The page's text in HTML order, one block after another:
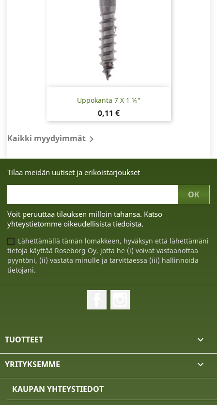
Uppokanta 7 X 1 ¼"
Hinta
0,11 €
Kaikki myydyimmät 
Tilaa meidän uutiset ja erikoistarjoukset
Voit peruuttaa tilauksen milloin tahansa. Katso
yhteystietomme oikeudellisista tiedoista.
Lähettämällä tämän lomakkeen, hyväksyn että lähettämäni
tietoja käyttää Roseborg Oy, jotta he (i) voivat vastaanottaa
pyyntöni, (ii) vastata minulle ja tarvittaessa (iii) hallinnoida
tietojani.
TUOTTEET 
YRITYKSEMME 
KAUPAN YHTEYSTIEDOT